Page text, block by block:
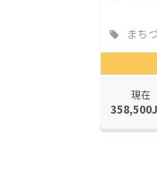
まち
地域活性
現在